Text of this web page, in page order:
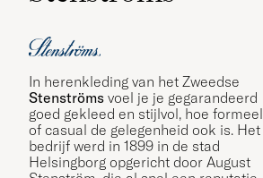
In herenkleding van het Zweedse
Stenströms voel je je gegarandeerd
goed gekleed en stijlvol, hoe formeel
of casual de gelegenheid ook is. Het
bedrijf werd in 1899 in de stad
Helsingborg opgericht door August